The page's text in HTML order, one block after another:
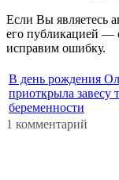
Если Вы являетесь
его публикацией —
исправим ошибку.
В день рождения
приоткрыла завесу
беременности
1 комментарий